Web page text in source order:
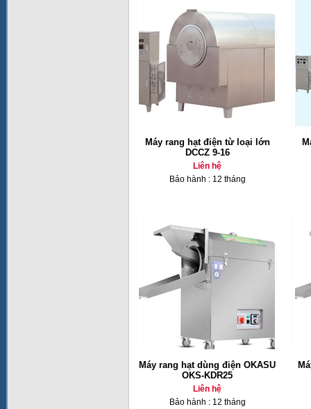
Máy rang hạt điện từ loại lớn
DCCZ 9-16
Liên hệ
Bảo hành : 12 tháng
Máy rang hạt dùng điện OKASU
OKS-KDR25
Liên hệ
Bảo hành : 12 tháng